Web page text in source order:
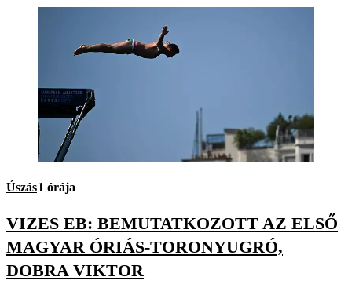
Úszás1 órája
VIZES EB: BEMUTATKOZOTT AZ ELSŐ
MAGYAR ÓRIÁS-TORONYUGRÓ,
DOBRA VIKTOR